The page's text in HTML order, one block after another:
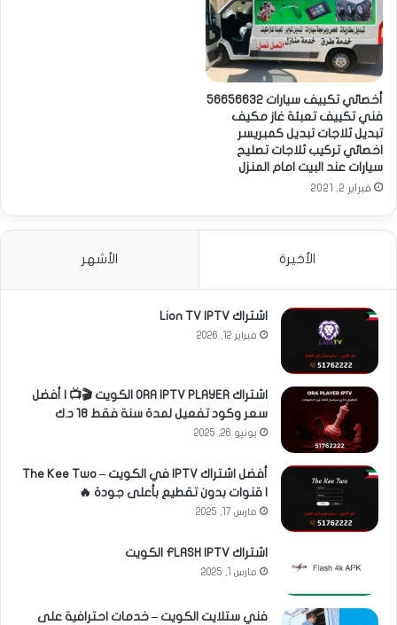
أخصائي تكييف سيارات 56656632
فني تكييف تعبئة غاز مكيف
تبديل ثلاجات تبديل كمبريسر
اخصائي تركيب ثلاجات تصليح
سيارات عند البيت امام المنزل
فبراير 2, 2021
الأخيرة الأشهر
اشتراك Lion TV IPTV
فبراير 12, 2026
اشتراك ORA IPTV PLAYER الكويت 🎬📺 | أفضل
سعر وكود تفعيل لمدة سنة فقط 18 د.ك
يونيو 26, 2025
أفضل اشتراك IPTV في الكويت – The Kee Two
| قنوات بدون تقطيع بأعلى جودة 🔥
مارس 17, 2025
اشتراك FLASH IPTV الكويت
مارس 1, 2025
فني ستلايت الكويت – خدمات احترافية على